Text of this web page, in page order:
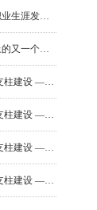
从医生职业发展透视个人职业生涯发展规划
瑞幸造假只是风控悲剧史上的又一个雷同故事
“三型两网”战略下的HR三支柱建设 ——（四）共享服务中心建设
“三型两网”战略下的HR三支柱建设 ——（三）业务合作伙伴建设
“三型两网”战略下的HR三支柱建设 ——（二）HR专家中心建设
“三型两网”战略下的HR三支柱建设 ——（一）人力资源部门组织功能定位